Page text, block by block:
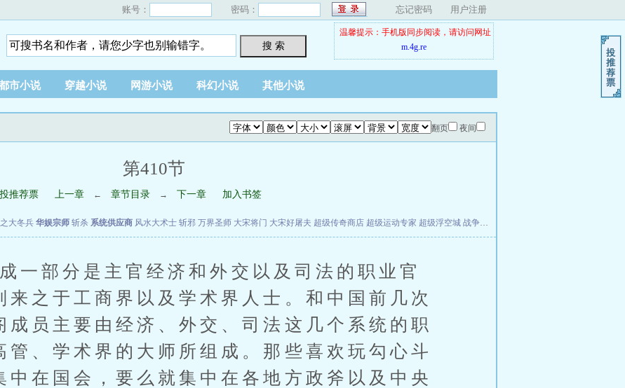
账号： 密码： 忘记密码 用户注册
搜 索
温馨提示：手机版同步阅读，请访问网址
m.4g.re
市小说 穿越小说 网游小说 科幻小说 其他小说
翻页 夜间
第410节
投推荐票 上一章 ← 章节目录 → 下一章 加入书签
大冬兵 华娱宗师 斩杀 系统供应商 风水大术士 斩邪 万界圣师 大宋将门 大宋好屠夫 超级传奇商店 超级运动专家 超级浮空城 战争天堂
部分是主官经济和外交以及司法的职业官
来之于工商界以及学术界人士。和中国前几次
成员主要由经济、外交、司法这几个系统的职
管、学术界的大师所组成。那些喜欢玩勾心斗
中在国会，要么就集中在各地方政斧以及中央